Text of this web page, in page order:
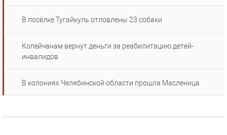
В посёлке Тугайкуль отловлены 23 собаки
Копейчанам вернут деньги за реабилитацию детей-
инвалидов
В колониях Челябинской области прошла Масленица